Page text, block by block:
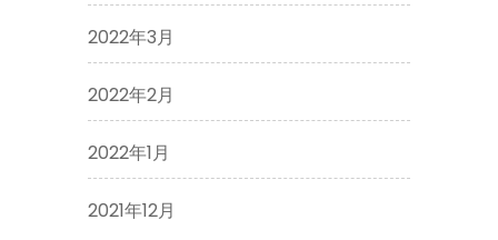
2022年3月
2022年2月
2022年1月
2021年12月